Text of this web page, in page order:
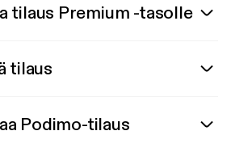
tilaus Premium -tasolle
tilaus
Podimo-tilaus